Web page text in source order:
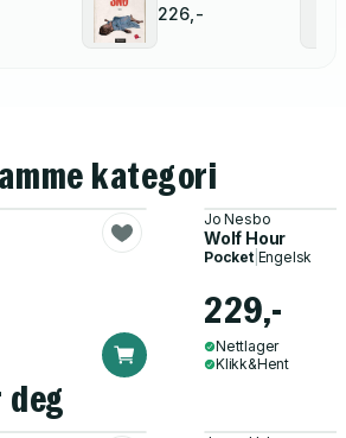
226,-
kategori
Jo Nesbo
Wolf Hour
Pocket| Engelsk
229,-
Nettlager
Klikk&Hent